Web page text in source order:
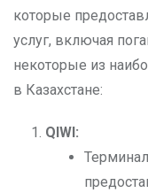
которые
услуг, включая
некоторые из
в Казахстане:
QIWI: